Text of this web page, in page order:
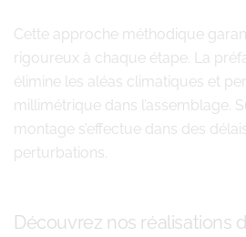
Cette approche méthodique
rigoureux à chaque étape. La
élimine les aléas climatiques et
millimétrique dans l’assemblage.
montage s’effectue dans des
perturbations.
Découvrez nos réalisations